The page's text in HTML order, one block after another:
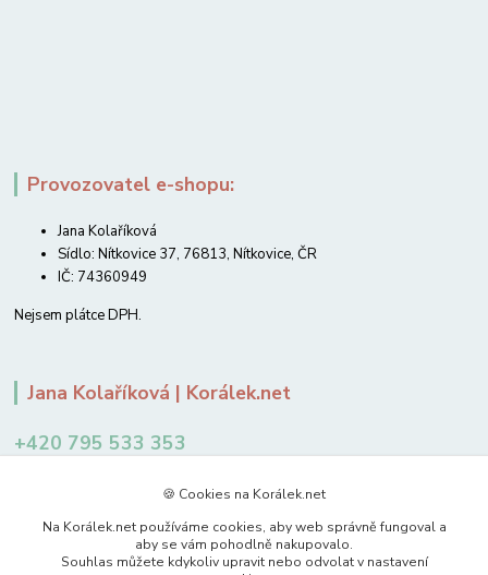
Provozovatel e-shopu:
Jana Kolaříková
Sídlo: Nítkovice 37, 76813, Nítkovice, ČR
IČ: 74360949
Nejsem plátce DPH.
Jana Kolaříková | Korálek.net
+420 795 533 353
🍪 Cookies na Korálek.net
Na Korálek.net používáme cookies, aby web správně fungoval a
aby se vám pohodlně nakupovalo.
Souhlas můžete kdykoliv upravit nebo odvolat v nastavení